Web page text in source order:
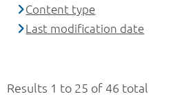
Results 1 to 25 of 46 total
Content type
Last modification date